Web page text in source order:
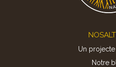
Un
Notre